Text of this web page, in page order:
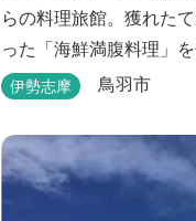
らの料理旅館。獲れた
った「海鮮満腹料理」
伊勢志摩 鳥羽市